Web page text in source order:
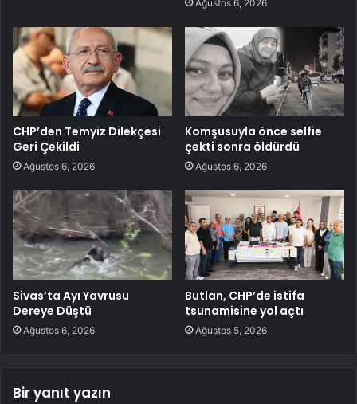
Ağustos 6, 2026
CHP’den Temyiz Dilekçesi
Geri Çekildi
Ağustos 6, 2026
Komşusuyla önce selfie
çekti sonra öldürdü
Ağustos 6, 2026
Sivas’ta Ayı Yavrusu
Dereye Düştü
Ağustos 6, 2026
Butlan, CHP’de istifa
tsunamisine yol açtı
Ağustos 5, 2026
Bir yanıt yazın